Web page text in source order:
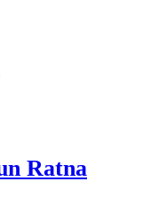
Ratna